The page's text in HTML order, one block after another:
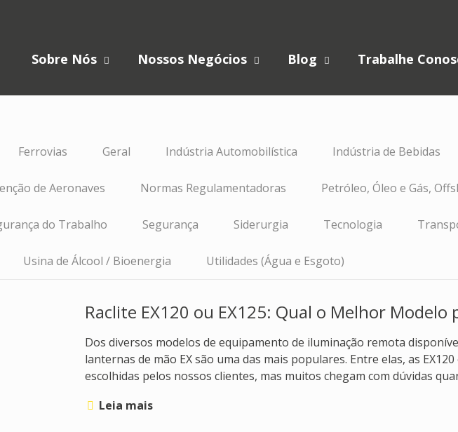
Sobre Nós Nossos Negócios Blog Trabalhe
Ferrovias Geral Indústria Automobilística Indústria de Bebidas
de Aeronaves Normas Regulamentadoras Petróleo, Óleo e Gás,
do Trabalho Segurança Siderurgia Tecnologia
Usina de Álcool / Bioenergia Utilidades (Água e Esgoto)
Raclite EX120 ou EX125: Qual o Melhor Modelo
Dos diversos modelos de equipamento de iluminação remota
lanternas de mão EX são uma das mais populares. Entre elas, as
escolhidas pelos nossos clientes, mas muitos chegam com dúvidas
Leia mais